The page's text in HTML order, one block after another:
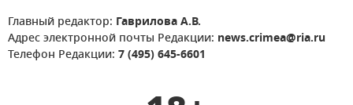
Главный редактор: Гаврилова А.В.
Адрес электронной почты Редакции: news.crimea@ria.ru
Телефон Редакции: 7 (495) 645-6601